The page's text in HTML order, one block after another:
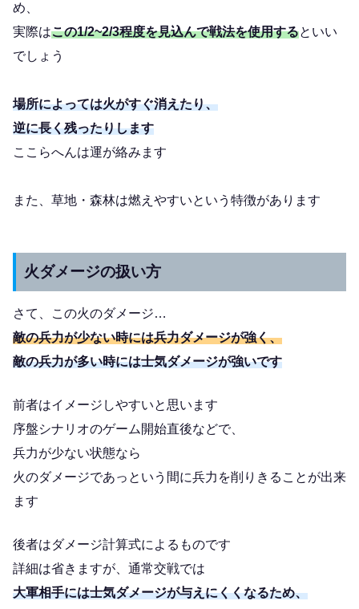
め、
実際はこの1/2~2/3程度を見込んで戦法を使用するといい
でしょう
場所によっては火がすぐ消えたり、
逆に長く残ったりします
ここらへんは運が絡みます
また、草地・森林は燃えやすいという特徴があります
火ダメージの扱い方
さて、この火のダメージ…
敵の兵力が少ない時には兵力ダメージが強く、
敵の兵力が多い時には士気ダメージが強いです
前者はイメージしやすいと思います
序盤シナリオのゲーム開始直後などで、
兵力が少ない状態なら
火のダメージであっという間に兵力を削りきることが出来
ます
後者はダメージ計算式によるものです
詳細は省きますが、通常交戦では
大軍相手には士気ダメージが与えにくくなるため、